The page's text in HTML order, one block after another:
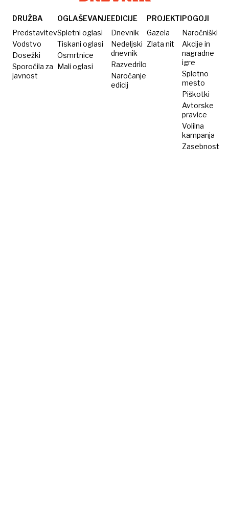
DRUŽBA
Predstavitev
Vodstvo
Dosežki
Sporočila za
javnost
OGLAŠEVANJE
Spletni oglasi
Tiskani oglasi
Osmrtnice
Mali oglasi
EDICIJE
Dnevnik
Nedeljski
dnevnik
Razvedrilo
Naročanje
edicij
PROJEKTI
Gazela
Zlata nit
POGOJI
Naročniški
Akcije in
nagradne
igre
Spletno
mesto
Piškotki
Avtorske
pravice
Volilna
kampanja
Zasebnost